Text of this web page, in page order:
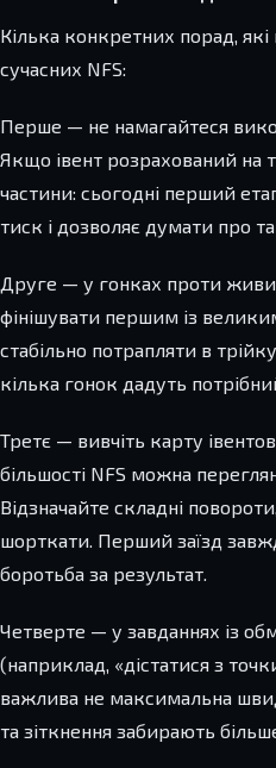
Кілька конкретних порад,
сучасних NFS:
Перше — не намагайтеся
Якщо івент розрахований на
частини: сьогодні перший
тиск і дозволяє думати про
Друге — у гонках проти
фінішувати першим із
стабільно потрапляти в
кілька гонок дадуть
Третє — вивчіть карту
більшості NFS можна
Відзначайте складні
шорткати. Перший заїзд
боротьба за результат.
Четверте — у завданнях із
(наприклад, «дістатися з
важлива не максимальна
та зіткнення забирають